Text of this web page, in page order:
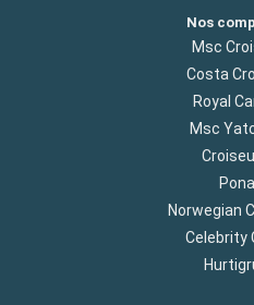
Nos
Msc
Costa
Royal
Msc
Norwegian
Celebrity